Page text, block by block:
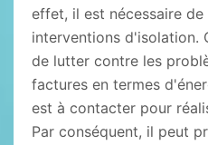
effet, il est nécessaire de
interventions d'isolation.
de lutter contre les
factures en termes
est à contacter pour
Par conséquent, il peut